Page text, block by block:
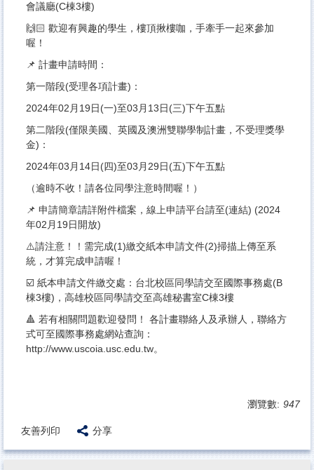
會議廳(C棟3樓)
🙌🏻 歡迎有興趣的學生，樓頂揪樓咖，手牽手一起來參加
喔！
📌 計畫申請時間：
第一階段(受理各項計畫)：
2024年02月19日(一)至03月13日(三)下午五點
第二階段(僅限美國、英國及澳洲雙聯學制計畫，不受理獎學
金)：
2024年03月14日(四)至03月29日(五)下午五點
（逾時不收！請各位同學注意時間喔！）
📌 申請簡章請詳附件檔案，線上申請平台請至(連結) (2024
年02月19日開放)
⚠️請注意！！需完成(1)繳交紙本申請文件(2)掃描上傳至系
統，才算完成申請喔！
☑️ 紙本申請文件繳交處：台北校區同學請交至國際事務處(B
棟3樓)，高雄校區同學請交至高雄秘書室C棟3樓
🔺 若有相關問題歡迎發問！ 各計畫聯絡人及承辦人，聯絡方
式可至國際事務處網站查詢：
http://www.uscoia.usc.edu.tw。
瀏覽數: 947
友善列印 分享